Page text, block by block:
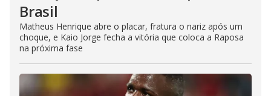
Brasil
Matheus Henrique abre o placar, fratura o nariz após um
choque, e Kaio Jorge fecha a vitória que coloca a Raposa
na próxima fase